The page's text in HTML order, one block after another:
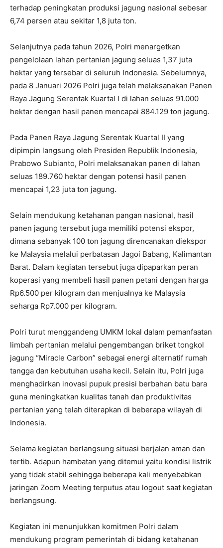
terhadap peningkatan produksi jagung nasional sebesar
6,74 persen atau sekitar 1,8 juta ton.
Selanjutnya pada tahun 2026, Polri menargetkan
pengelolaan lahan pertanian jagung seluas 1,37 juta
hektar yang tersebar di seluruh Indonesia. Sebelumnya,
pada 8 Januari 2026 Polri juga telah melaksanakan Panen
Raya Jagung Serentak Kuartal I di lahan seluas 91.000
hektar dengan hasil panen mencapai 884.129 ton jagung.
Pada Panen Raya Jagung Serentak Kuartal II yang
dipimpin langsung oleh Presiden Republik Indonesia,
Prabowo Subianto, Polri melaksanakan panen di lahan
seluas 189.760 hektar dengan potensi hasil panen
mencapai 1,23 juta ton jagung.
Selain mendukung ketahanan pangan nasional, hasil
panen jagung tersebut juga memiliki potensi ekspor,
dimana sebanyak 100 ton jagung direncanakan diekspor
ke Malaysia melalui perbatasan Jagoi Babang, Kalimantan
Barat. Dalam kegiatan tersebut juga dipaparkan peran
koperasi yang membeli hasil panen petani dengan harga
Rp6.500 per kilogram dan menjualnya ke Malaysia
seharga Rp7.000 per kilogram.
Polri turut menggandeng UMKM lokal dalam pemanfaatan
limbah pertanian melalui pengembangan briket tongkol
jagung “Miracle Carbon” sebagai energi alternatif rumah
tangga dan kebutuhan usaha kecil. Selain itu, Polri juga
menghadirkan inovasi pupuk presisi berbahan batu bara
guna meningkatkan kualitas tanah dan produktivitas
pertanian yang telah diterapkan di beberapa wilayah di
Indonesia.
Selama kegiatan berlangsung situasi berjalan aman dan
tertib. Adapun hambatan yang ditemui yaitu kondisi listrik
yang tidak stabil sehingga beberapa kali menyebabkan
jaringan Zoom Meeting terputus atau logout saat kegiatan
berlangsung.
Kegiatan ini menunjukkan komitmen Polri dalam
mendukung program pemerintah di bidang ketahanan